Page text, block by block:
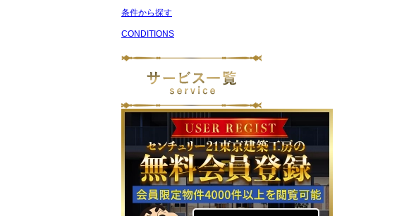
条件から探す
CONDITIONS